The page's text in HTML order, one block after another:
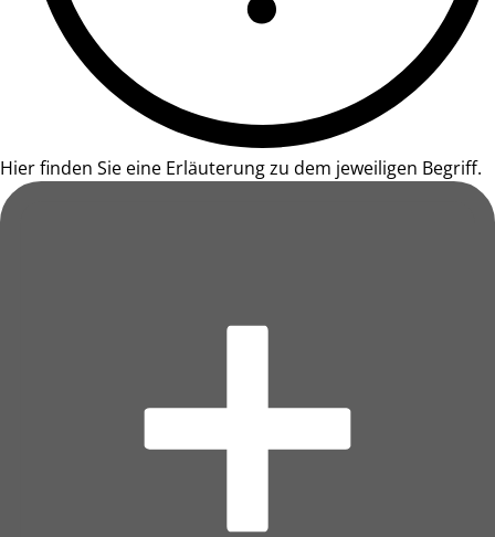
Hier finden Sie eine Erläuterung zu dem jeweiligen Begriff.